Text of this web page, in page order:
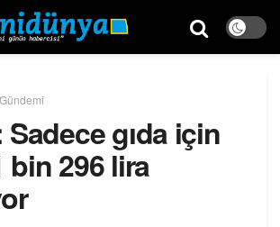
Sadece gıda için
bin 296 lira